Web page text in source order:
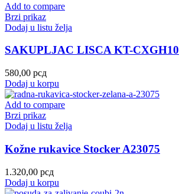
Add to compare
Brzi prikaz
Dodaj u listu želja
SAKUPLJAC LISCA KT-CXGH10
580,00 рсд
Dodaj u korpu
Add to compare
Brzi prikaz
Dodaj u listu želja
Kožne rukavice Stocker A23075
1.320,00 рсд
Dodaj u korpu